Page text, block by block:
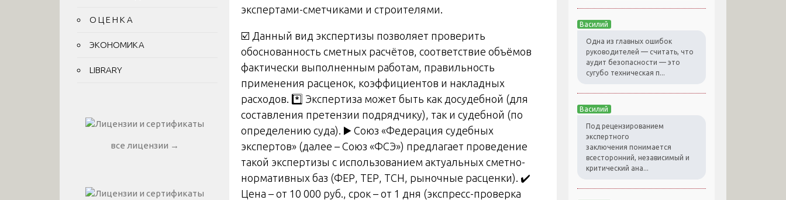
экспертами-сметчиками и строителями.
☑️ Данный вид экспертизы позволяет проверить
обоснованность сметных расчётов, соответствие объёмов
фактически выполненным работам, правильность
применения расценок, коэффициентов и накладных
расходов. *️⃣ Экспертиза может быть как досудебной (для
составления претензии подрядчику), так и судебной (по
определению суда). ▶️ Союз «Федерация судебных
экспертов» (далее – Союз «ФСЭ») предлагает проведение
такой экспертизы с использованием актуальных сметно-
нормативных баз (ФЕР, ТЕР, ТСН, рыночные расценки). ✔️
Цена – от 10 000 руб., срок – от 1 дня (экспресс-проверка
О Ц Е Н К А
ЭКОНОМИКА
LIBRARY
все лицензии →
Василий
Одна из главных ошибок
руководителей — считать, что
аудит безопасности — это
сугубо техническая п...
Василий
Под рецензированием
экспертного
заключения понимается
всесторонний, независимый и
критический ана...